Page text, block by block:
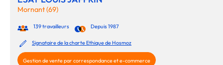
Mornant (69)
139 travailleurs Depuis 1987
Signataire de la charte Ethique de Hosmoz
Gestion de vente par correspondance et e-commerce